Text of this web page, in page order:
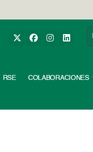
RSE COLABORACIONES